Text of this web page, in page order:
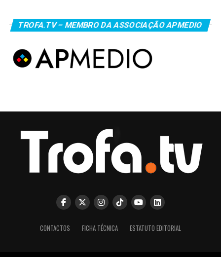
TROFA.TV – MEMBRO DA ASSOCIAÇÃO APMEDIO
CONTACTOS FICHA TÉCNICA ESTATUTO EDITORIAL